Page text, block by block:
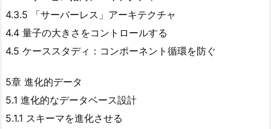
4.3.5 「サーバーレス」アーキテクチャ
4.4 量子の大きさをコントロールする
4.5 ケーススタディ：コンポーネント循環を防ぐ
5章 進化的データ
5.1 進化的なデータベース設計
5.1.1 スキーマを進化させる